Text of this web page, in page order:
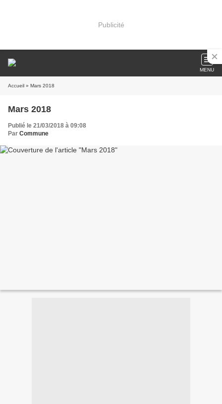
Publicité
MENU
Accueil » Mars 2018
Mars 2018
Publié le 21/03/2018 à 09:08
Par Commune